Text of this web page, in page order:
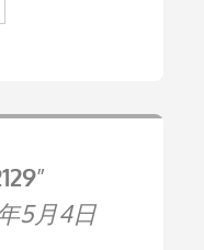
5月4日